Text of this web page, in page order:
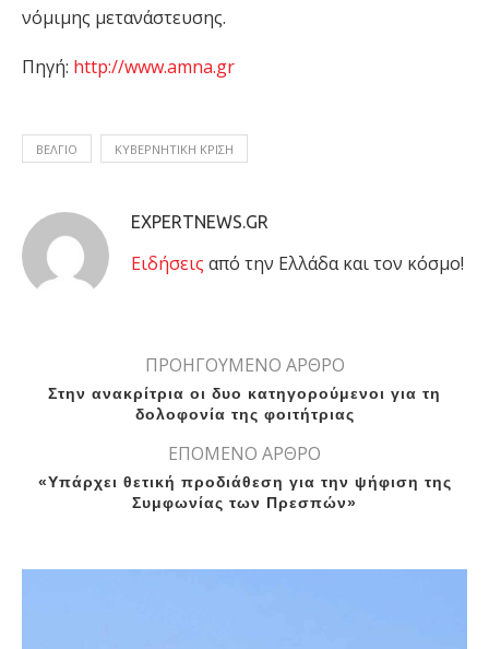
νόμιμης μετανάστευσης.
Πηγή: http://www.amna.gr
ΒΕΛΓΙΟ ΚΥΒΕΡΝΗΤΙΚΗ ΚΡΙΣΗ
EXPERTNEWS.GR
Eιδήσεις από την Ελλάδα και τον κόσμο!
ΠΡΟΗΓΟΥΜΕΝΟ ΑΡΘΡΟ
Στην ανακρίτρια οι δυο κατηγορούμενοι για τη
δολοφονία της φοιτήτριας
ΕΠΟΜΕΝΟ ΑΡΘΡΟ
«Υπάρχει θετική προδιάθεση για την ψήφιση της
Συμφωνίας των Πρεσπών»